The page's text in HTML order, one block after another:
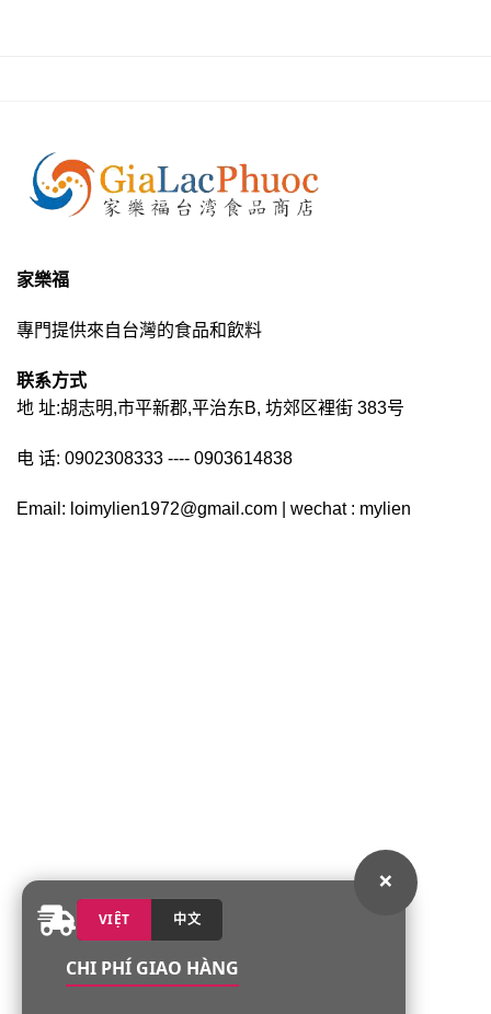
×
VIỆT 中文
CHI PHÍ GIAO HÀNG
家樂福
專門提供來自台灣的食品和飲料
联系方式
地 址:胡志明,市平新郡,平治东B, 坊郊区裡街 383号
电 话: 0902308333 ---- 0903614838
Email: loimylien1972@gmail.com | wechat : mylien